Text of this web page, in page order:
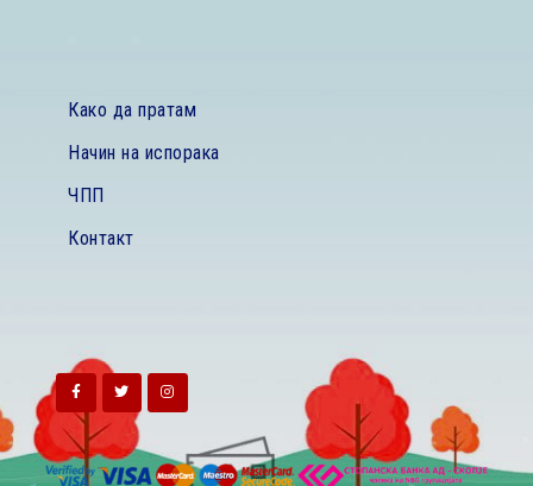
Како да пратам
Начин на испорака
ЧПП
Контакт